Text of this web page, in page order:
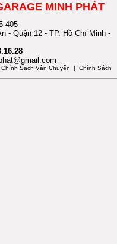
MINH PHÁT
405
- Quận 12 - TP. Hồ Chí Minh -
Sách Vận Chuyển | Chính Sách